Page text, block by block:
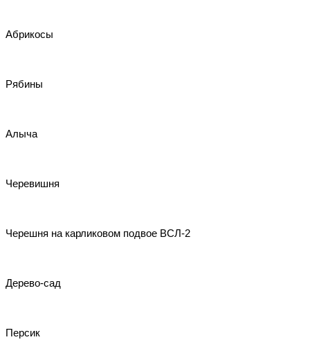
Абрикосы
Рябины
Алыча
Черевишня
Черешня на карликовом подвое ВСЛ-2
Дерево-сад
Персик